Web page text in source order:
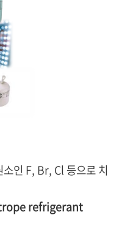
인 F, Br, Cl 등으로 치
refrigerant